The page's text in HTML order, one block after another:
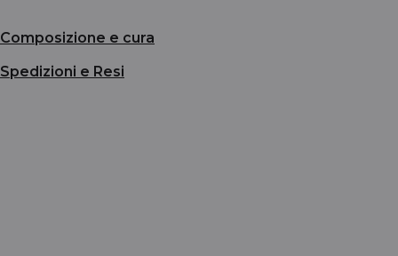
Composizione e cura
Spedizioni e Resi